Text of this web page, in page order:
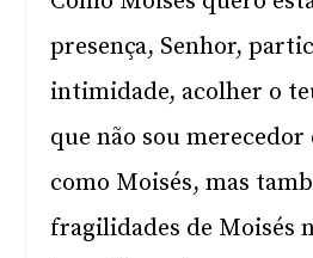
presença, Senhor,
intimidade, acolher o
que não sou merecedor
como Moisés, mas
fragilidades de Moisés